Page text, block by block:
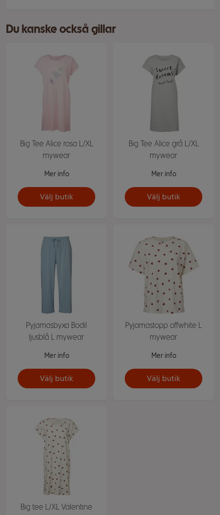
Du kanske också gillar
Big Tee Alice rosa L/XL
mywear
Mer info
Välj butik
Big Tee Alice grå L/XL
mywear
Mer info
Välj butik
Pyjamasbyxa Bodil
ljusblå L mywear
Mer info
Välj butik
Pyjamastopp offwhite L
mywear
Mer info
Välj butik
Big tee L/XL Valentine